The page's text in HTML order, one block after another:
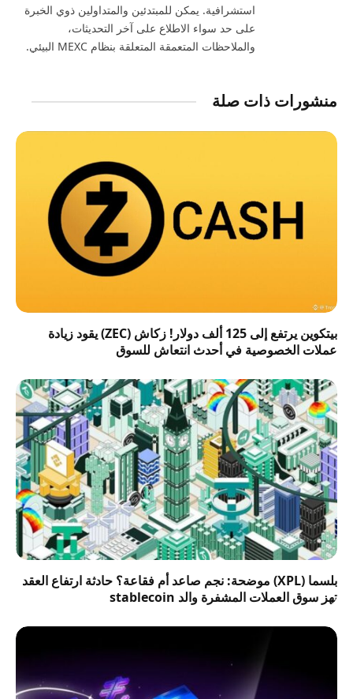
استشرافية. يمكن للمبتدئين والمتداولين ذوي الخبرة
على حد سواء الاطلاع على آخر التحديثات،
والملاحظات المتعمقة المتعلقة بنظام MEXC البيئي.
منشورات ذات صلة
بيتكوين يرتفع إلى 125 ألف دولار! زكاش (ZEC) يقود زيادة
عملات الخصوصية في أحدث انتعاش للسوق
بلسما (XPL) موضحة: نجم صاعد أم فقاعة؟ حادثة ارتفاع العقد
تهز سوق العملات المشفرة والد stablecoin